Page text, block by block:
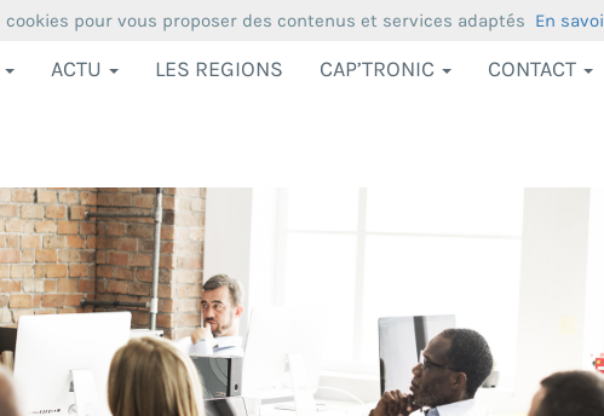
ACTU LES REGIONS CAP’TRONIC CONTACT
pour vous proposer des contenus et services adaptés En